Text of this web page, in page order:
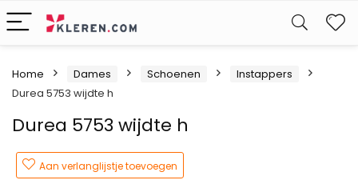
Home Dames Schoenen
Instappers
Durea 5753 wijdte h
Durea 5753 wijdte h
Aan verlanglijstje toevoegen